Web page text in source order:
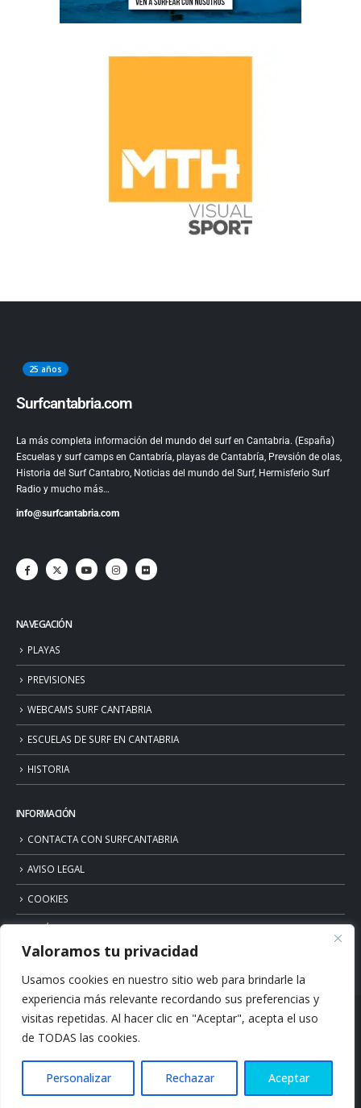
Valoramos tu privacidad
Usamos cookies en nuestro sitio web para brindarle la
experiencia más relevante recordando sus preferencias y
visitas repetidas. Al hacer clic en "Aceptar", acepta el uso
de TODAS las cookies.
Personalizar Rechazar Aceptar
25 años
Surfcantabria.com
La más completa información del mundo del surf en Cantabria. (España)
Escuelas y surf camps en Cantabría, playas de Cantabría, Prevsión de olas,
Historia del Surf Cantabro, Noticias del mundo del Surf, Hermisferio Surf
Radio y mucho más…
info@surfcantabria.com
NAVEGACIÓN
PLAYAS
PREVISIONES
WEBCAMS SURF CANTABRIA
ESCUELAS DE SURF EN CANTABRIA
HISTORIA
INFORMACIÓN
CONTACTA CON SURFCANTABRIA
AVISO LEGAL
COOKIES
POLÍTICA DE PRIVACIDAD
© Copyright 2026. Surfcantabria.com. All Rights Reserved.